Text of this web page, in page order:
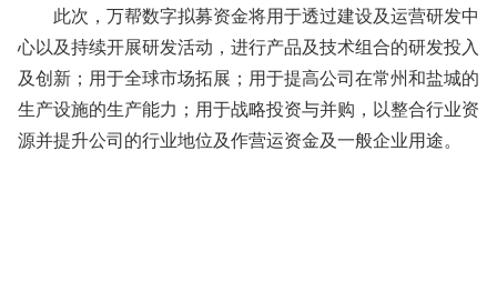
此次，万帮数字拟募资金将用于透过建设及运营研发中
心以及持续开展研发活动，进行产品及技术组合的研发投入
及创新；用于全球市场拓展；用于提高公司在常州和盐城的
生产设施的生产能力；用于战略投资与并购，以整合行业资
源并提升公司的行业地位及作营运资金及一般企业用途。